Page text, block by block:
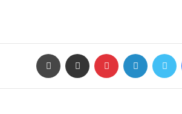
فيسبوك تويتر لينكدإن بينتيريست مشاركة عبر البريد